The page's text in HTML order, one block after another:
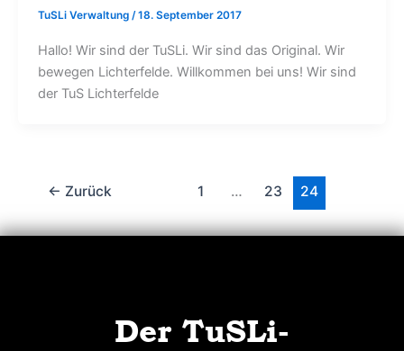
TuSLi Verwaltung /18. September 2017
Hallo! Wir sind der TuSLi. Wir sind das Original. Wir
bewegen Lichterfelde. Willkommen bei uns! Wir sind
der TuS Lichterfelde
← Zurück 1 … 23 24
Der TuSLi-